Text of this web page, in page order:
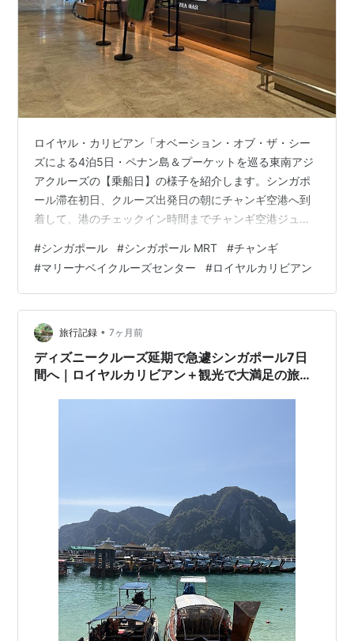
ロイヤル・カリビアン「オベーション・オブ・ザ・シー
ズによる4泊5日・ペナン島＆プーケットを巡る東南アジ
アクルーズの【乗船日】の様子を紹介します。シンガポ
ール滞在初日、クルーズ出発日の朝にチャンギ空港へ到
着して、港のチェックイン時間までチャンギ空港ジュエ
CHAGEE ジュエル・チャンギ空港を探検 ジュエルから
MRTでマリーナベイ・クルーズセンターへ 最寄駅からク
ルーズターミナルまでは徒歩移動 チェックイン時間にク
ルーズターミナル到着 タイ入国の事前申請に少し戸惑う
チェックイン〜乗船までの流れ 乗船後すぐにマスタード
リル（避難訓練） いよいよク…
#シンガポール #シンガポール MRT #チャンギ
#マリーナベイクルーズセンター #ロイヤルカリビアン
旅行記録 • 7ヶ月前
ディズニークルーズ延期で急遽シンガポール7日
間へ｜ロイヤルカリビアン＋観光で大満足の旅行